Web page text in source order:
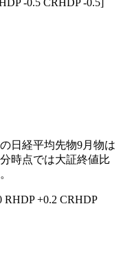
-0.5 CRHDP -0.5]
の日経平均先物9月物は
時点では大証終値比
+0.2 CRHDP